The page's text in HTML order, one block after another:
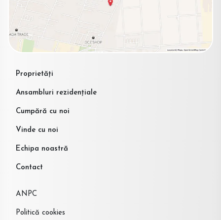
Proprietăți
Ansambluri rezidențiale
Cumpără cu noi
Vinde cu noi
Echipa noastră
Contact
ANPC
Politică cookies